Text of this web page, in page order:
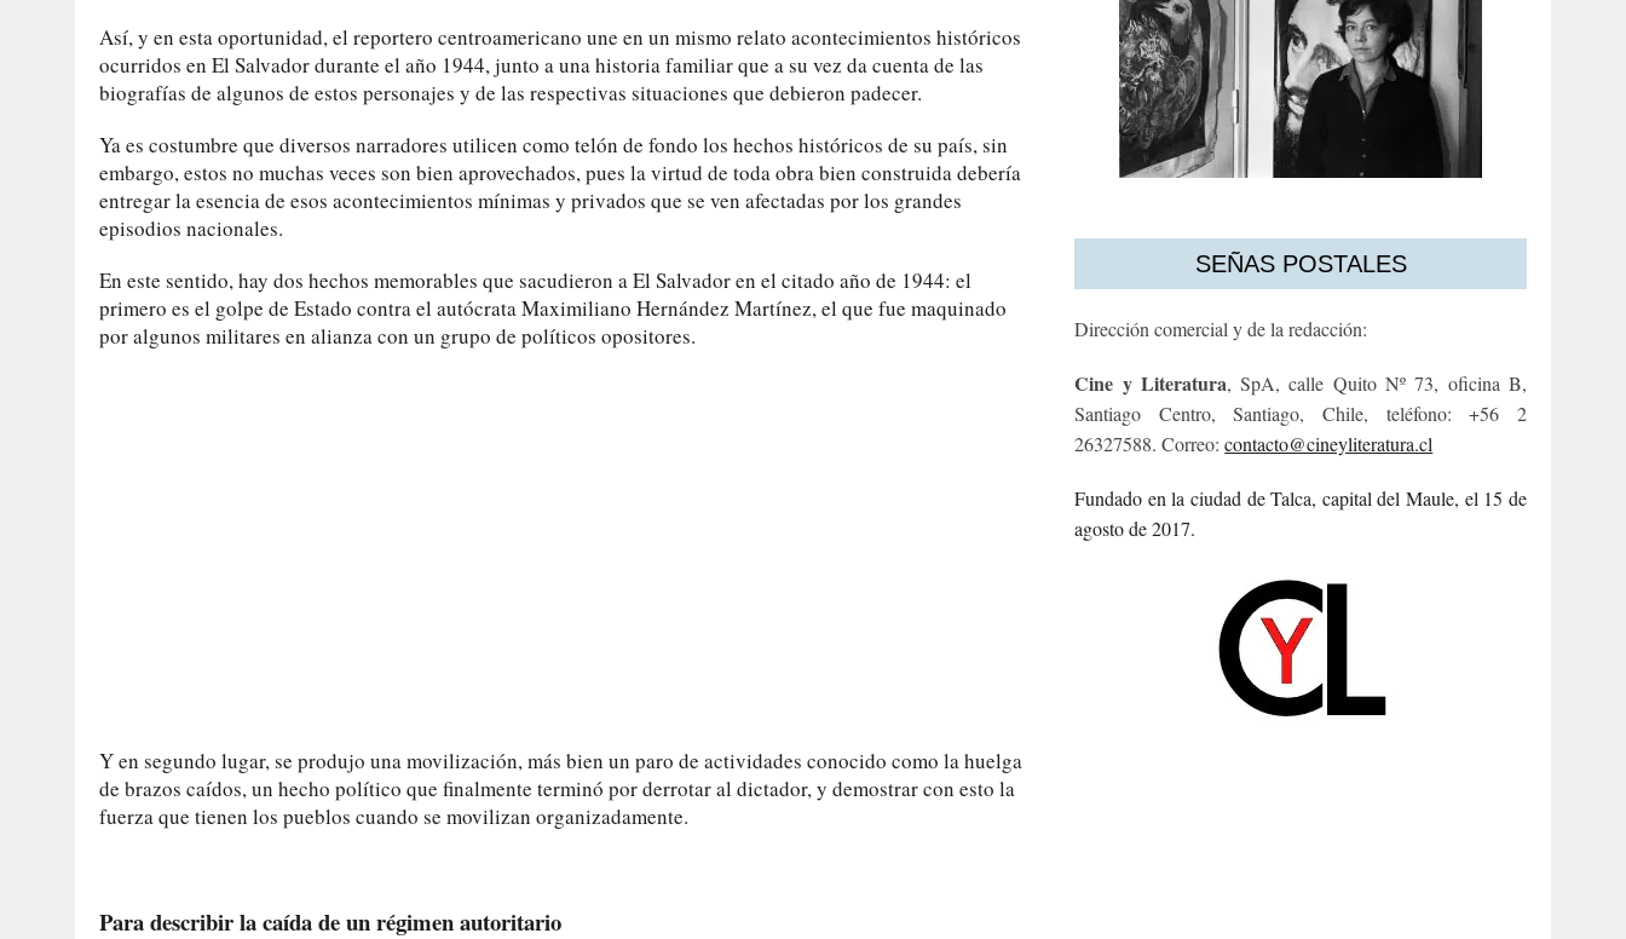
Así, y en esta oportunidad, el reportero centroamericano une en un mismo relato acontecimientos históricos
ocurridos en El Salvador durante el año 1944, junto a una historia familiar que a su vez da cuenta de las
biografías de algunos de estos personajes y de las respectivas situaciones que debieron padecer.
Ya es costumbre que diversos narradores utilicen como telón de fondo los hechos históricos de su país, sin
embargo, estos no muchas veces son bien aprovechados, pues la virtud de toda obra bien construida debería
entregar la esencia de esos acontecimientos mínimas y privados que se ven afectadas por los grandes
episodios nacionales.
En este sentido, hay dos hechos memorables que sacudieron a El Salvador en el citado año de 1944: el
primero es el golpe de Estado contra el autócrata Maximiliano Hernández Martínez, el que fue maquinado
por algunos militares en alianza con un grupo de políticos opositores.
Y en segundo lugar, se produjo una movilización, más bien un paro de actividades conocido como la huelga
de brazos caídos, un hecho político que finalmente terminó por derrotar al dictador, y demostrar con esto la
fuerza que tienen los pueblos cuando se movilizan organizadamente.
Para describir la caída de un régimen autoritario
SEÑAS POSTALES
Dirección comercial y de la redacción:
Cine y Literatura, SpA, calle Quito Nº 73, oficina B,
Santiago Centro, Santiago, Chile, teléfono: +56 2
26327588. Correo:contacto@cineyliteratura.cl
Fundado en la ciudad de Talca, capital del Maule, el 15 de
agosto de 2017.